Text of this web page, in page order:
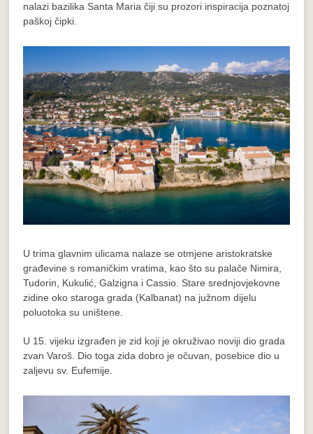
nalazi bazilika Santa Maria čiji su prozori inspiracija poznatoj
paškoj čipki.
U trima glavnim ulicama nalaze se otmjene aristokratske
građevine s romaničkim vratima, kao što su palače Nimira,
Tudorin, Kukulić, Galzigna i Cassio. Stare srednjovjekovne
zidine oko staroga grada (Kalbanat) na južnom dijelu
poluotoka su uništene.
U 15. vijeku izgrađen je zid koji je okruživao noviji dio grada
zvan Varoš. Dio toga zida dobro je očuvan, posebice dio u
zaljevu sv. Eufemije.